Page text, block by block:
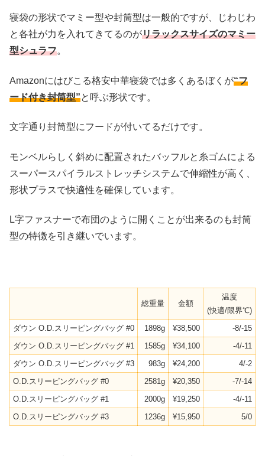
寝袋の形状でマミー型や封筒型は一般的ですが、じわじわ
と各社が力を入れてきてるのがリラックスサイズのマミー
型シュラフ。
Amazonにはびこる格安中華寝袋では多くあるぼくが“フ
ード付き封筒型”と呼ぶ形状です。
文字通り封筒型にフードが付いてるだけです。
モンベルらしく斜めに配置されたバッフルと糸ゴムによる
スーパースパイラルストレッチシステムで伸縮性が高く、
形状プラスで快適性を確保しています。
L字ファスナーで布団のように開くことが出来るのも封筒
型の特徴を引き継いでいます。
総重量 金額
温度
(快適/限界℃)
ダウン O.D.スリーピングバッグ #0
1898g ¥38,500
-8/-15
ダウン O.D.スリーピングバッグ #1
1585g ¥34,100
-4/-11
ダウン O.D.スリーピングバッグ #3
983g ¥24,200
4/-2
O.D.スリーピングバッグ #0
2581g ¥20,350
-7/-14
O.D.スリーピングバッグ #1
2000g ¥19,250
-4/-11
O.D.スリーピングバッグ #3
1236g ¥15,950 5/0